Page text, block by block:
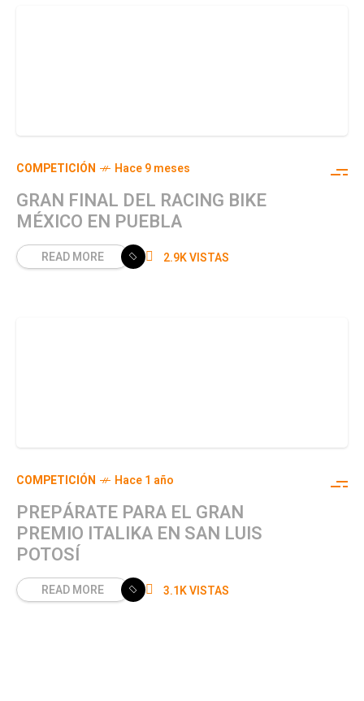
COMPETICIÓN Hace 9 meses
GRAN FINAL DEL RACING BIKE
MÉXICO EN PUEBLA
READ MORE 2.9K VISTAS
COMPETICIÓN Hace 1 año
PREPÁRATE PARA EL GRAN
PREMIO ITALIKA EN SAN LUIS
POTOSÍ
READ MORE 3.1K VISTAS